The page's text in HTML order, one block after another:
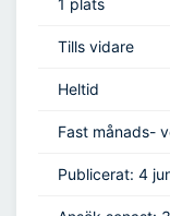
1 plats
Tills vidare
Heltid
Fast månads-
Publicerat: 4